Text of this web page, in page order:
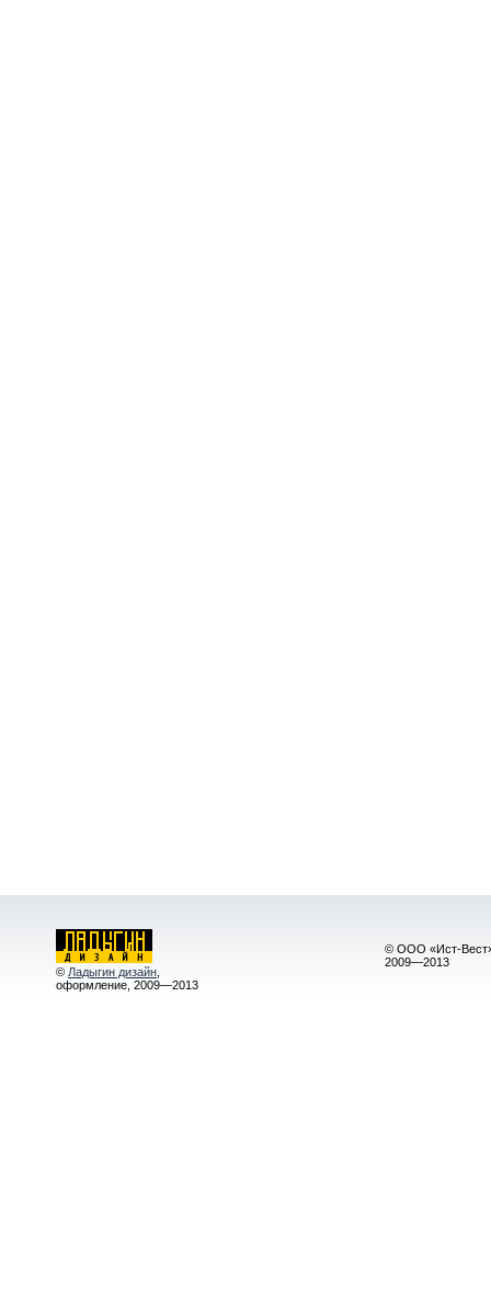
© Ладыгин дизайн
оформление, 2009—2013
© ООО «Ист-
2009—2013